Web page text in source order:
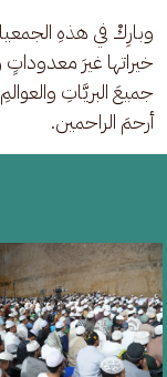
وبارِكْ في هذهِ
خيراتها غيرَ
جميعَ البريَّاتِ
أرحمَ الراحمين.